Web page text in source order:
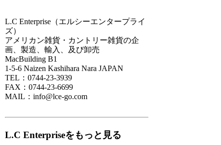
L.C Enterprise（エルシーエンタープライ
ズ）
アメリカン雑貨・カントリー雑貨の企
画、製造、輸入、及び卸売
MacBuilding B1
1-5-6 Naizen Kashihara Nara JAPAN
TEL：0744-23-3939
FAX：0744-23-6699
MAIL：info@lce-go.com
L.C Enterpriseをもっと見る